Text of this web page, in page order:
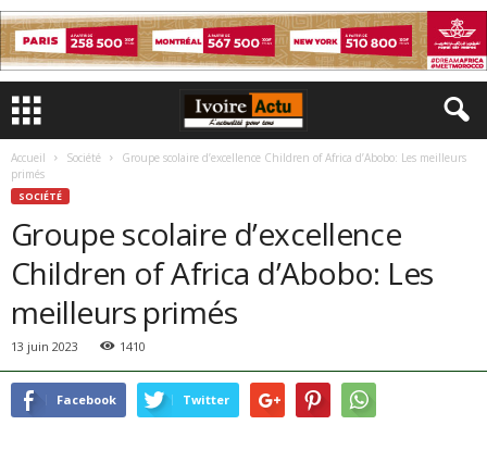
Accueil Société
Groupe scolaire d’excellence Children of Africa d’Abobo: Les meilleurs
primés
SOCIÉTÉ
Groupe scolaire d’excellence
Children of Africa d’Abobo: Les
meilleurs primés
13 juin 2023 1410
Facebook Twitter